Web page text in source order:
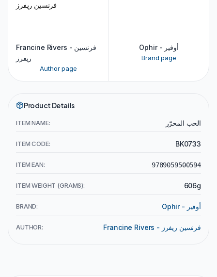
Francine Rivers - فرنسين
ريفرز
Author page
Ophir - أوفير
Brand page
Product Details
ITEM NAME: الحب المحرّر
ITEM CODE: BK0733
ITEM EAN: 9789059500594
ITEM WEIGHT (GRAMS): 606g
BRAND: Ophir - أوفير
AUTHOR: Francine Rivers - فرنسين ريفرز